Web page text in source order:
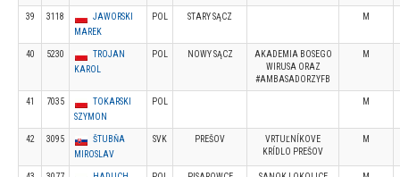
39 3118
JAWORSKI
MAREK
POL STARY SĄCZ M
40 5230
TROJAN
KAROL
POL NOWY SĄCZ
AKADEMIA BOSEGO
WIRUSA ORAZ
#AMBASADORZYFB
M
41 7035
TOKARSKI
SZYMON
POL M
42 3095
ŠTUBŇA
MIROSLAV
SVK PREŠOV
VRTUĽNÍKOVE
KRÍDLO PREŠOV
M